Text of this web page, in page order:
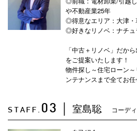
や不動産業25年
◎得意なエリア：大津・
◎好きなリノベ：ナチュ
「中古＋リノベ」だか
をご提案いたします！
物件探し～住宅ローン
ンテナンスまで全てお任
STAFF. 03 室島聡 コーデ